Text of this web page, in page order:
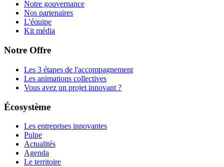
Notre gouvernance
Nos partenaires
L'équipe
Kit média
Notre Offre
Les 3 étapes de l'accompagnement
Les animations collectives
Vous avez un projet innovant ?
Écosystème
Les entreprises innovantes
Pulpe
Actualités
Agenda
Le territoire